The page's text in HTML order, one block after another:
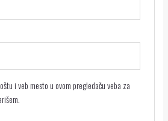
i veb mesto u ovom pregledaču veba za